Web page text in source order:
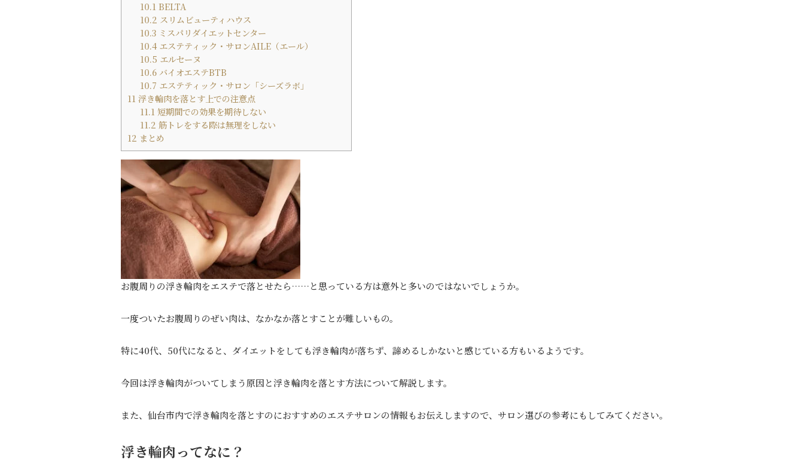
10.1 BELTA
10.2 スリムビューティハウス
10.3 ミスパリダイエットセンター
10.4 エステティック・サロンAILE（エール）
10.5 エルセーヌ
10.6 バイオエステBTB
10.7 エステティック・サロン「シーズラボ」
11 浮き輪肉を落とす上での注意点
11.1 短期間での効果を期待しない
11.2 筋トレをする際は無理をしない
12 まとめ
お腹周りの浮き輪肉をエステで落とせたら……と思っている方は意外と多いのではないでしょうか。
一度ついたお腹周りのぜい肉は、なかなか落とすことが難しいもの。
特に40代、50代になると、ダイエットをしても浮き輪肉が落ちず、諦めるしかないと感じている方もいるようです。
今回は浮き輪肉がついてしまう原因と浮き輪肉を落とす方法について解説します。
また、仙台市内で浮き輪肉を落とすのにおすすめのエステサロンの情報もお伝えしますので、サロン選びの参考にもしてみてください。
浮き輪肉ってなに？